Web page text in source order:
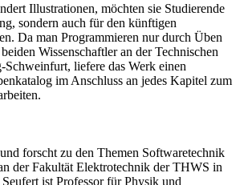
Illustrationen, möchten sie Studierende
sondern auch für den künftigen
Da man Programmieren nur durch Üben
Wissenschaftler an der Technischen
liefere das Werk einen
im Anschluss an jedes Kapitel zum
forscht zu den Themen Softwaretechnik
der Fakultät Elektrotechnik der THWS in
ist Professor für Physik und